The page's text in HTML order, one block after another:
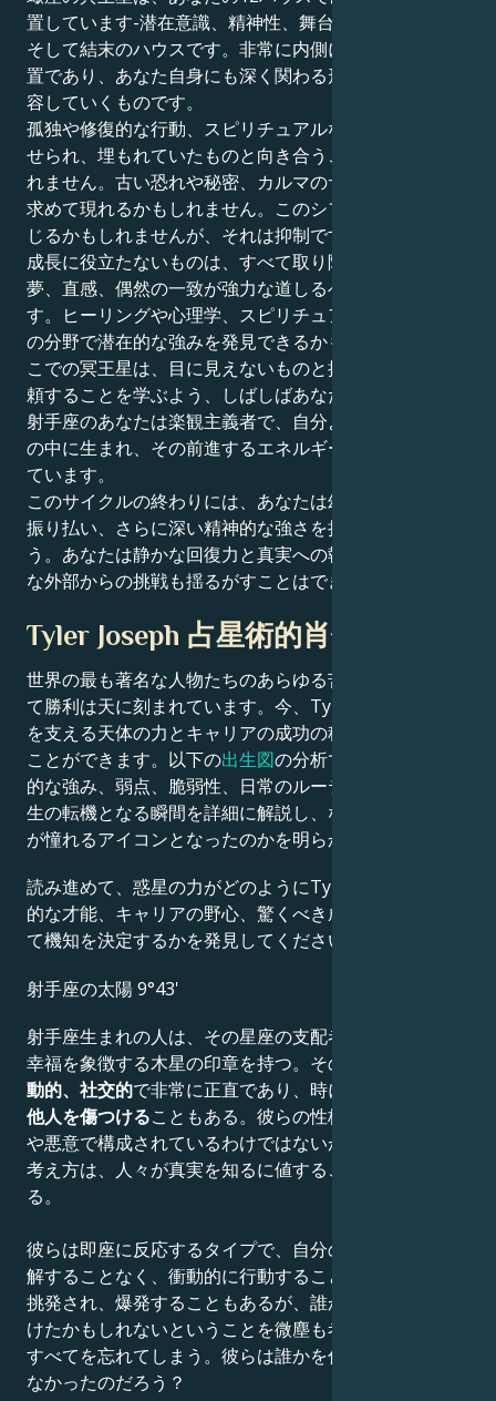
置しています-潜在意識、精神性、舞台裏のパターン、
そして結末のハウスです。非常に内側に深く入り込む配
置であり、あなた自身にも深く関わる形で、水面下で変
容していくものです。
孤独や修復的な行動、スピリチュアルな修行へと引き寄
せられ、埋もれていたものと向き合うことになるかもし
れません。古い恐れや秘密、カルマのサイクルが解放を
求めて現れるかもしれません。このシフトは時に重く感
じるかもしれませんが、それは抑制です：もうあなたの
成長に役立たないものは、すべて取り除かれるのです。
夢、直感、偶然の一致が強力な道しるべとして現れま
す。ヒーリングや心理学、スピリチュアルリーディング
の分野で潜在的な強みを発見できるかもしれません。こ
こでの冥王星は、目に見えないものと接触し、直感を信
頼することを学ぶよう、しばしばあなたを鼓舞します。
射手座のあなたは楽観主義者で、自分よりも大きなもの
の中に生まれ、その前進するエネルギーは可能性に満ち
ています。
このサイクルの終わりには、あなたは幻想と恐れの層を
振り払い、さらに深い精神的な強さを持って現れるだろ
う。あなたは静かな回復力と真実への執着を持ち、どん
な外部からの挑戦も揺るがすことはできないだろう。
Tyler Joseph 占星術的肖像画
世界の最も著名な人物たちのあらゆる苦闘、挑戦、そし
て勝利は天に刻まれています。今、Tyler Josephの魅力
を支える天体の力とキャリアの成功の秘密を解き明かす
ことができます。以下の出生図の分析では、彼らの先天
的な強み、弱点、脆弱性、日常のルーティン、そして人
生の転機となる瞬間を詳細に解説し、なぜ彼らが私たち
が憧れるアイコンとなったのかを明らかにします。
読み進めて、惑星の力がどのようにTyler Josephの創造
的な才能、キャリアの野心、驚くべき成果、知恵、そし
て機知を決定するかを発見してください。
射手座の太陽 9°43'
射手座生まれの人は、その星座の支配者であり、正義と
幸福を象徴する木星の印章を持つ。そのため
動的、社交的で非常に正直であり、時には
他人を傷つけることもある。彼らの性格は、痛烈な風刺
や悪意で構成されているわけではないが、彼らの正義の
考え方は、人々が真実を知るに値することを意味してい
る。
彼らは即座に反応するタイプで、自分の行動の結果を理
解することなく、衝動的に行動することが多い。数秒で
挑発され、爆発することもあるが、誰かを感情的に傷つ
けたかもしれないということを微塵も考えずに、すぐに
すべてを忘れてしまう。彼らは誰かを傷つけるつもりは
なかったのだろう？